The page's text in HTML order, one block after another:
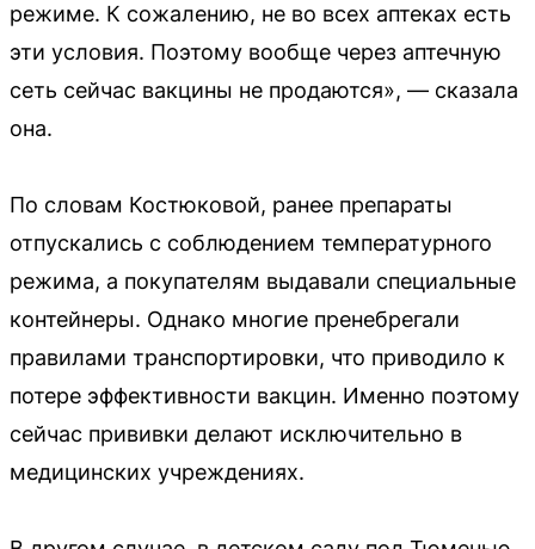
режиме. К сожалению, не во всех аптеках есть
эти условия. Поэтому вообще через аптечную
сеть сейчас вакцины не продаются», — сказала
она.
По словам Костюковой, ранее препараты
отпускались с соблюдением температурного
режима, а покупателям выдавали специальные
контейнеры. Однако многие пренебрегали
правилами транспортировки, что приводило к
потере эффективности вакцин. Именно поэтому
сейчас прививки делают исключительно в
медицинских учреждениях.